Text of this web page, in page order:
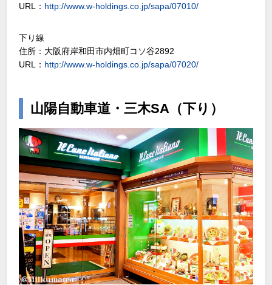
URL： http://www.w-holdings.co.jp/sapa/07010/
下り線
住所：大阪府岸和田市内畑町コソ谷2892
URL： http://www.w-holdings.co.jp/sapa/07020/
山陽自動車道・三木SA（下り）